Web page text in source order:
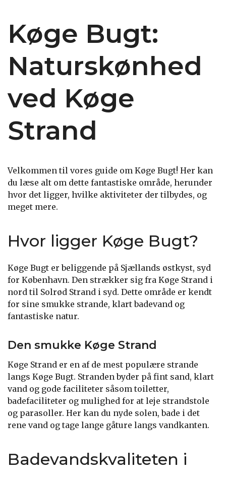
Køge Bugt:
Naturskønhed
ved Køge
Strand
Velkommen til vores guide om Køge Bugt! Her kan
du læse alt om dette fantastiske område, herunder
hvor det ligger, hvilke aktiviteter der tilbydes, og
meget mere.
Hvor ligger Køge Bugt?
Køge Bugt er beliggende på Sjællands østkyst, syd
for København. Den strækker sig fra Køge Strand i
nord til Solrød Strand i syd. Dette område er kendt
for sine smukke strande, klart badevand og
fantastiske natur.
Den smukke Køge Strand
Køge Strand er en af de mest populære strande
langs Køge Bugt. Stranden byder på fint sand, klart
vand og gode faciliteter såsom toiletter,
badefaciliteter og mulighed for at leje strandstole
og parasoller. Her kan du nyde solen, bade i det
rene vand og tage lange gåture langs vandkanten.
Badevandskvaliteten i